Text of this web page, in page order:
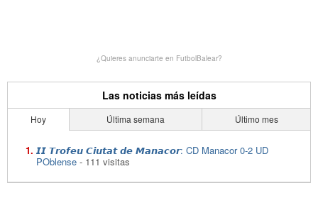
¿Quieres anunciarte en FutbolBalear?
Las noticias más leídas
Hoy Última semana Último mes
𝙄𝙄 𝙏𝙧𝙤𝙛𝙚𝙪 𝘾𝙞𝙪𝙩𝙖𝙩 𝙙𝙚 𝙈𝙖𝙣𝙖𝙘𝙤𝙧: CD Manacor 0-2 UD
POblense - 111 visitas